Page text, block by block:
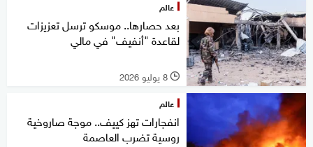
عالم
بعد حصارها.. ‏موسكو ترسل تعزيزات
لقاعدة "أنفيف" في مالي
l 8 يوليو 2026
عالم
انفجارات تهز كييف.. موجة صاروخية
روسية تضرب العاصمة